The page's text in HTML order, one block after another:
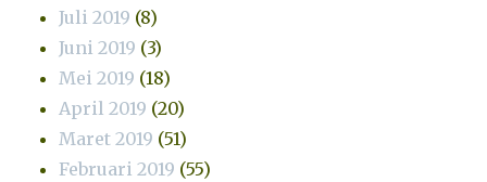
Juli 2019 (8)
Juni 2019 (3)
Mei 2019 (18)
April 2019 (20)
Maret 2019 (51)
Februari 2019 (55)